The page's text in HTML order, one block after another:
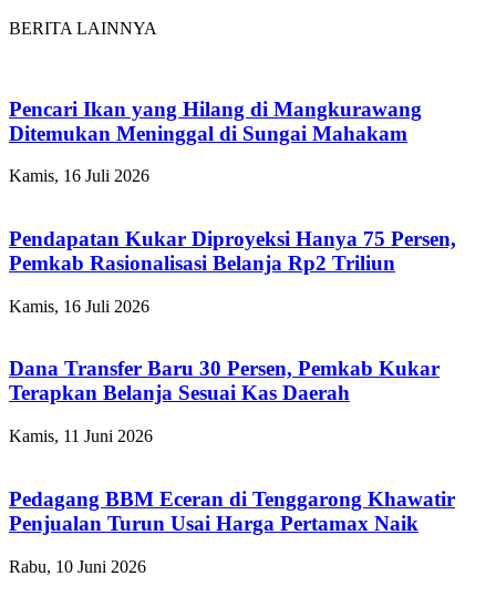
BERITA LAINNYA
Pencari Ikan yang Hilang di Mangkurawang
Ditemukan Meninggal di Sungai Mahakam
Kamis, 16 Juli 2026
Pendapatan Kukar Diproyeksi Hanya 75 Persen,
Pemkab Rasionalisasi Belanja Rp2 Triliun
Kamis, 16 Juli 2026
Dana Transfer Baru 30 Persen, Pemkab Kukar
Terapkan Belanja Sesuai Kas Daerah
Kamis, 11 Juni 2026
Pedagang BBM Eceran di Tenggarong Khawatir
Penjualan Turun Usai Harga Pertamax Naik
Rabu, 10 Juni 2026